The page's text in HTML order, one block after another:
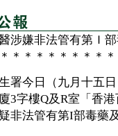
涉嫌非法管有第Ｉ
＊＊＊＊＊＊＊＊
今日（九月十五日
3字樓Q及R室「香
非法管有第I部毒藥